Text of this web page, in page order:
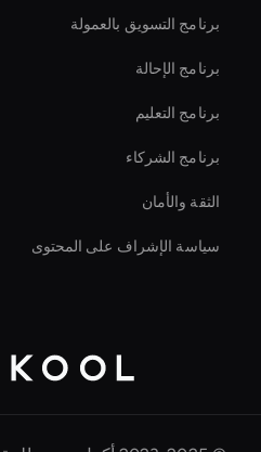
برنامج التسويق بالعمولة
برنامج الإحالة
برنامج التعليم
برنامج الشركاء
الثقة والأمان
سياسة الإشراف على المحتوى